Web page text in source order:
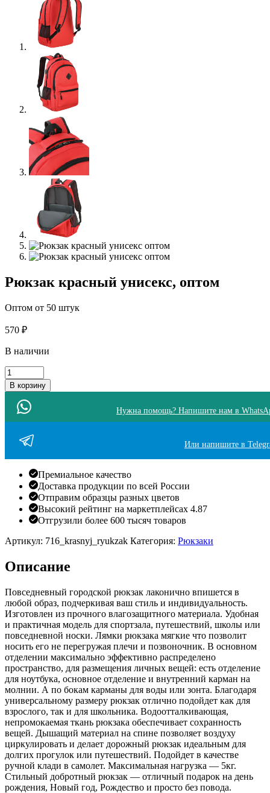
Рюкзак красный унисекс, оптом
Оптом от 50 штук
570 ₽
В наличии
Количество
товара
Рюкзак
красный
унисекс
В корзину
Нужна помощь? Напишите нам в
Или напишите в
Премиальное качество
Доставка продукции по всей России
Отправим образцы разных цветов
Высокий рейтинг на маркетплейсах 4.87
Отгрузили более 600 тысяч товаров
Артикул: 716_krasnyj_ryukzak Категория: Рюкзаки
Описание
Повседневный городской рюкзак лаконично впишется в
любой образ, подчеркивая ваш стиль и индивидуальность.
Изготовлен из прочного влагозащитного материала. Удобная
и практичная модель для спортзала, путешествий, школы или
повседневной носки. Лямки рюкзака мягкие что позволит
носить его не перегружая плечи и позвоночник. В основном
отделении максимально эффективно распределено
пространство, для размещения личных вещей: есть отделение
для ноутбука, основное отделение и внутренний карман на
молнии. А по бокам карманы для воды или зонта. Благодаря
универсальному размеру рюкзак отлично подойдет как для
взрослого, так и для школьника. Водоотталкивающая,
непромокаемая ткань рюкзака обеспечивает сохранность
вещей. Дышащий материал на спине позволяет воздуху
циркулировать и делает дорожный рюкзак идеальным для
долгих прогулок или путешествий. Подойдет в качестве
ручной клади в самолет. Максимальная нагрузка — 5кг.
Стильный добротный рюкзак — отличный подарок на день
рождения, Новый год, Рождество и просто без повода.